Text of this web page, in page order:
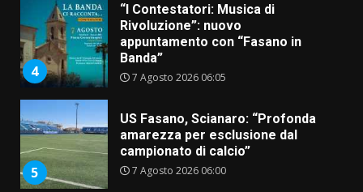
4
“I Contestatori: Musica di
Rivoluzione”: nuovo
appuntamento con “Fasano in
Banda”
7 Agosto 2026 06:05
5
US Fasano, Scianaro: “Profonda
amarezza per esclusione dal
campionato di calcio”
7 Agosto 2026 06:00